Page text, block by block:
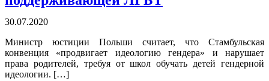
30.07.2020
Министр юстиции Польши считает, что Стамбульская
конвенция «продвигает идеологию гендера» и нарушает
права родителей, требуя от школ обучать детей гендерной
идеологии. […]